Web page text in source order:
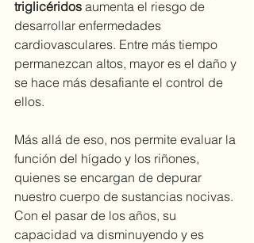
triglicéridos aumenta el riesgo de
desarrollar enfermedades
cardiovasculares. Entre más tiempo
permanezcan altos, mayor es el daño y
se hace más desafiante el control de
ellos.
Más allá de eso, nos permite evaluar la
función del hígado y los riñones,
quienes se encargan de depurar
nuestro cuerpo de sustancias nocivas.
Con el pasar de los años, su
capacidad va disminuyendo y es